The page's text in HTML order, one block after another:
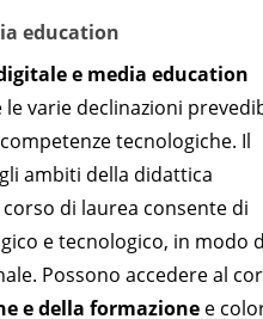
education
e media education
varie declinazioni
tecnologiche. Il
ambiti della didattica
di laurea consente di
e tecnologico, in modo
Possono accedere al
e della formazione e